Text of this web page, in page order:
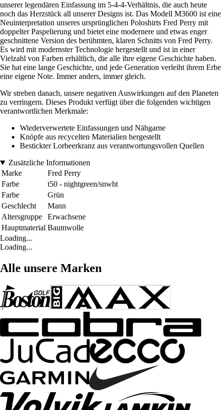
unserer legendären Einfassung im 5-4-4-Verhältnis, die auch heute
noch das Herzstück all unserer Designs ist. Das Modell M3600 ist eine
Neuinterpretation unseres ursprünglichen Poloshirts Fred Perry mit
doppelter Paspelierung und bietet eine modernere und etwas enger
geschnittene Version des berühmten, klaren Schnitts von Fred Perry.
Es wird mit modernster Technologie hergestellt und ist in einer
Vielzahl von Farben erhältlich, die alle ihre eigene Geschichte haben.
Sie hat eine lange Geschichte, und jede Generation verleiht ihrem Erbe
eine eigene Note. Immer anders, immer gleich.
Wir streben danach, unsere negativen Auswirkungen auf den Planeten
zu verringern. Dieses Produkt verfügt über die folgenden wichtigen
verantwortlichen Merkmale:
Wiederverwertete Einfassungen und Nähgarne
Knöpfe aus recycelten Materialien hergestellt
Bestickter Lorbeerkranz aus verantwortungsvollen Quellen
Zusätzliche Informationen
Marke
Fred Perry
Farbe
t50 - nightgreen/snwht
Farbe
Grün
Geschlecht
Mann
Altersgruppe
Erwachsene
Hauptmaterial Baumwolle
Loading...
Loading...
Alle unsere Marken